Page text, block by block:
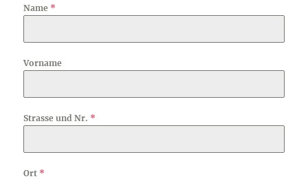
Name *
Vorname
Strasse und Nr. *
Ort *